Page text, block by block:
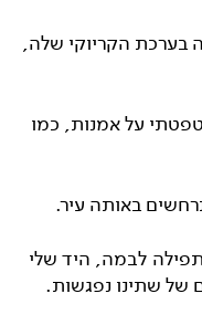
בערכת הקריוקי שלה,
על אמנות, כמו
באותה עיר.
לבמה, היד שלי
של שתינו נפגשות.